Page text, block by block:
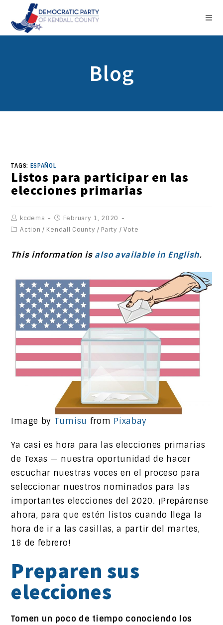
Blog
TAGS: ESPAÑOL
Listos para participar en las
elecciones primarias
kcdems
February 1, 2020
Action / Kendall County / Party / Vote
This information is also available in English.
Image by Tumisu from Pixabay
Ya casi es hora para las elecciones primarias
de Texas — nuestra oportunidad de hacer
escuchar nuestras voces en el proceso para
seleccionar nuestros nominados para las
importantes elecciones del 2020. ¡Prepárense
ahora, para que estén listos cuando llega la
hora de ir a las casillas, a partir del martes,
18 de febrero!
Preparen sus
elecciones
Tomen un poco de tiempo conociendo los